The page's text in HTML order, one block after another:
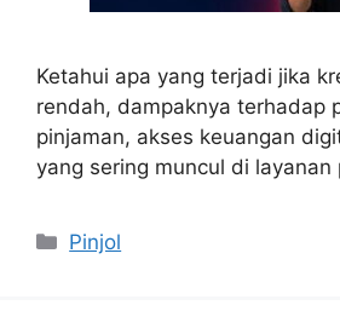
Ketahui apa yang terjadi jika
rendah, dampaknya terhadap
pinjaman, akses keuangan
yang sering muncul di layanan
Categories
Pinjol